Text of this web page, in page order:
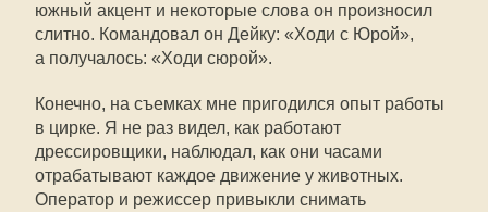
южный акцент и некоторые слова он произносил
слитно. Командовал он Дейку: «Ходи с Юрой»,
а получалось: «Ходи сюрой».
Конечно, на съемках мне пригодился опыт работы
в цирке. Я не раз видел, как работают
дрессировщики, наблюдал, как они часами
отрабатывают каждое движение у животных.
Оператор и режиссер привыкли снимать